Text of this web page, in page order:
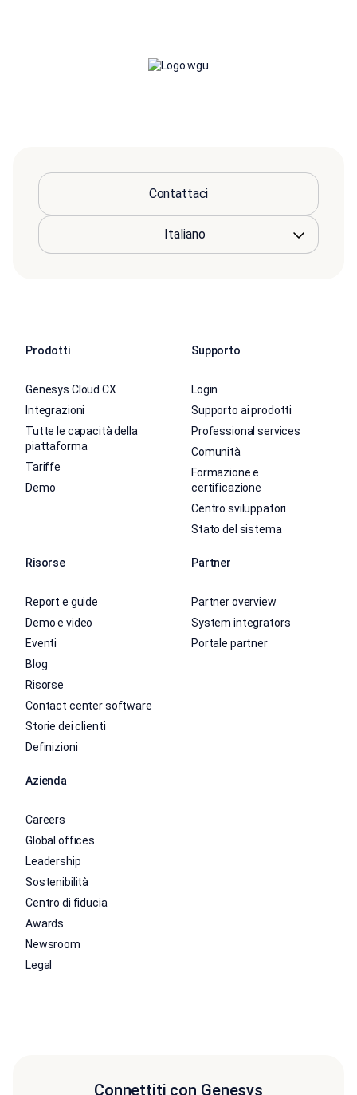
Contattaci
Prodotti
Genesys Cloud CX
Integrazioni
Tutte le capacità della
piattaforma
Tariffe
Demo
Supporto
Login
Supporto ai prodotti
Professional services
Comunità
Formazione e
certificazione
Centro sviluppatori
Stato del sistema
Risorse
Report e guide
Demo e video
Eventi
Blog
Risorse
Contact center software
Storie dei clienti
Definizioni
Partner
Partner overview
System integrators
Portale partner
Azienda
Careers
Global offices
Leadership
Sostenibilità
Centro di fiducia
Awards
Newsroom
Legal
Connettiti con Genesys